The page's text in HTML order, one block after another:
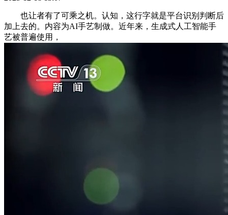
也让者有了可乘之机。认知，这行字就是平台识别判断后
加上去的。内容为AI手艺制做。近年来，生成式人工智能手
艺被普遍使用，